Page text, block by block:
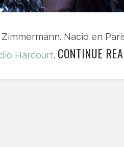
Nació en
Harcourt. CONTINUE